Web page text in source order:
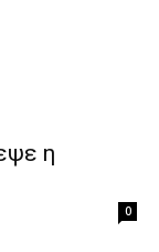
η
0